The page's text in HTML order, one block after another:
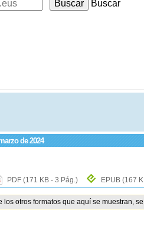
Buscar
de 2024
PDF (171 KB - 3 Pág.) EPUB (167
los otros formatos que aquí se muestran,